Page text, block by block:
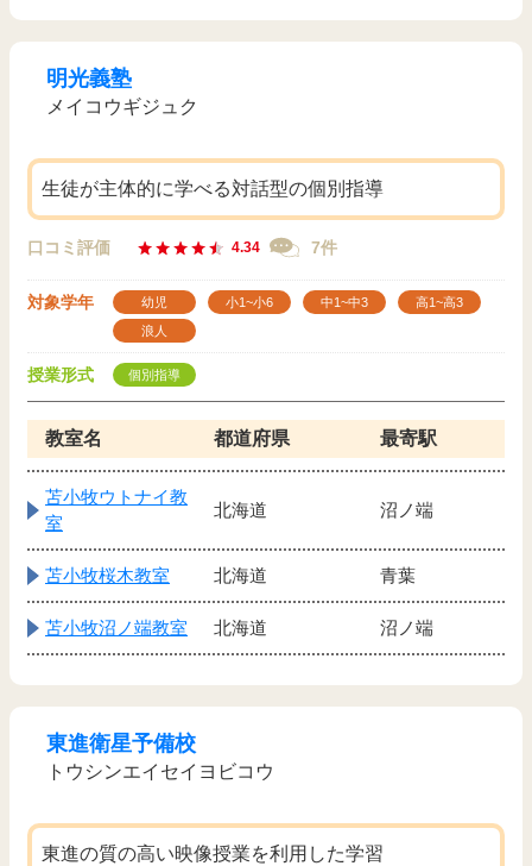
明光義塾
メイコウギジュク
生徒が主体的に学べる対話型の個別指導
口コミ評価 4.34 7件
対象学年 幼児 小1~小6 中1~中3
高1~高3
浪人
授業形式 個別指導
教室名 都道府県 最寄駅
苫小牧ウトナイ教
室
北海道 沼ノ端
苫小牧桜木教室 北海道 青葉
苫小牧沼ノ端教室 北海道 沼ノ端
東進衛星予備校
トウシンエイセイヨビコウ
東進の質の高い映像授業を利用した学習